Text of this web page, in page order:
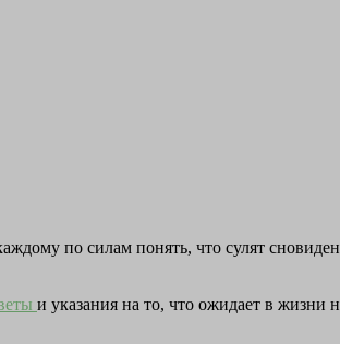
по силам понять, что сулят
и указания на то, что ожидает в жизни